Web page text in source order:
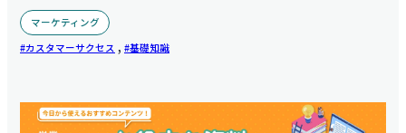
マーケティング
カスタマーサクセス , 基礎知識